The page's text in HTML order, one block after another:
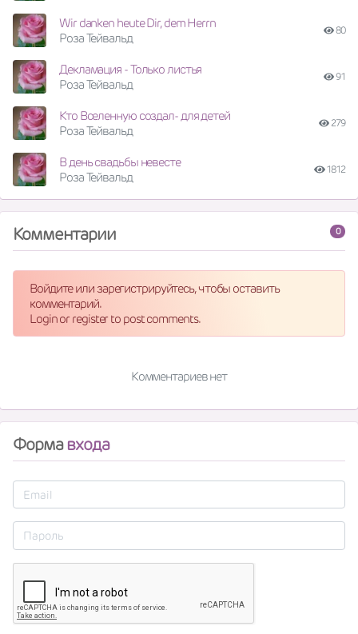
Wir danken heute Dir, dem Herrn
Роза Тейвальд
80
Декламация - Только листья
Роза Тейвальд
91
Кто Вселенную создал- для детей
Роза Тейвальд
279
В день свадьбы невесте
Роза Тейвальд
1812
0
Комментарии
Войдите или зарегистрируйтесь, чтобы оставить
комментарий.
Login or register to post comments.
Комментариев нет
Формавхода